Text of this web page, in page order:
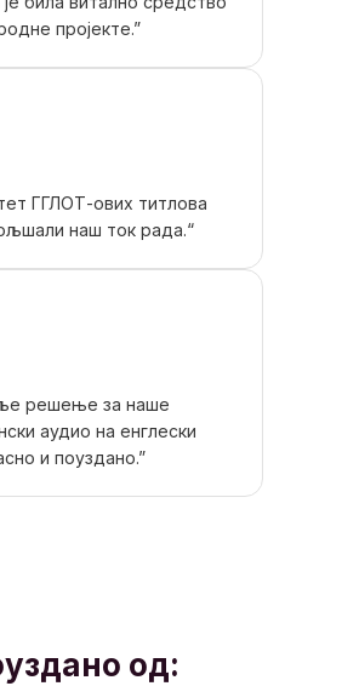
пројекте.”
ГГЛОТ-ових титлова
наш ток рада.“
решење за наше
аудио на енглески
и поуздано.”
од: